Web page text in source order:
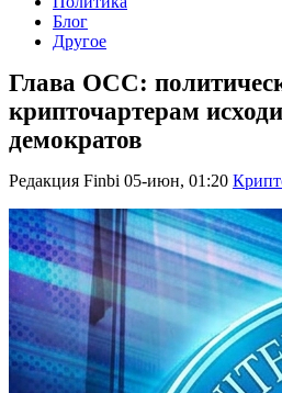
Блог
Другое
Глава OCC:
крипточартерам
демократов
Редакция Finbi 05-июн, 01:20